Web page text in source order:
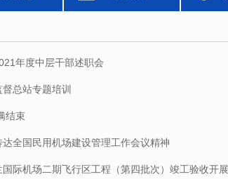
年度中层干部述职会
总站专题培训
结束
全国民用机场建设管理工作会议精神
际机场二期飞行区工程（第四批次）竣工验收开